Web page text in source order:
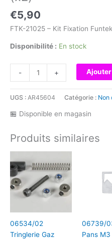
€5,90
FTK-21025 – Kit Fixation
Disponibilité : En stock
-
de
FTK-
21025
-
Fixation
(x2)
+
UGS : AR45604 Catégorie : Non
🏪 Disponible en magasin
Produits similaires
06534/02
Tringlerie Gaz
06739/
Pans M3